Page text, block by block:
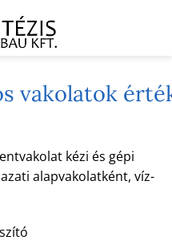
vakolatok
kézi és gépi
alapvakolatként, víz-